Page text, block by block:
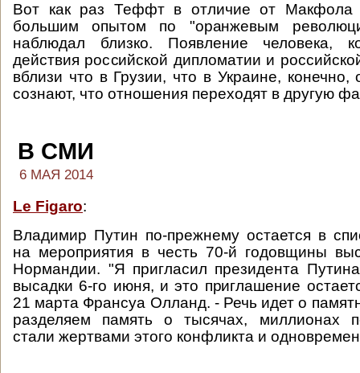
Вот как раз Теффт в отличие от Макфола
большим опытом по "оранжевым
наблюдал близко. Появление человека,
действия российской дипломатии и
вблизи что в Грузии, что в Украине,
сознают, что отношения переходят в другую
В СМИ
6 МАЯ 2014
Le Figaro:
Владимир Путин по-прежнему остается в
на мероприятия в честь 70-й годовщины
Нормандии. "Я пригласил президента
высадки 6-го июня, и это приглашение
21 марта Франсуа Олланд. - Речь идет о
разделяем память о тысячах, миллионах
стали жертвами этого конфликта и